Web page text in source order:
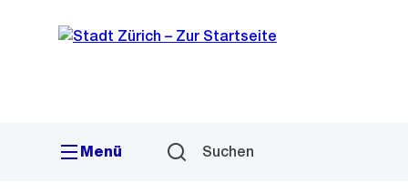
Navigation
Sprunglink
Menü Suchen